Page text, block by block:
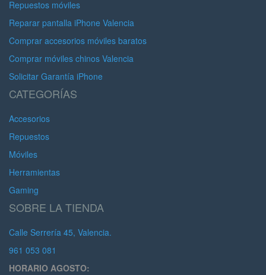
Repuestos móviles
Reparar pantalla iPhone Valencia
Comprar accesorios móviles baratos
Comprar móviles chinos Valencia
Solicitar Garantía iPhone
CATEGORÍAS
Accesorios
Repuestos
Móviles
Herramientas
Gaming
SOBRE LA TIENDA
Calle Serrería 45, Valencia.
961 053 081
HORARIO AGOSTO: